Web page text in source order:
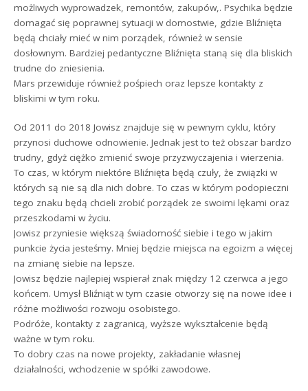
możliwych wyprowadzek, remontów, zakupów,. Psychika będzie
domagać się poprawnej sytuacji w domostwie, gdzie Bliźnięta
będą chciały mieć w nim porządek, również w sensie
dosłownym. Bardziej pedantyczne Bliźnięta staną się dla bliskich
trudne do zniesienia.
Mars przewiduje również pośpiech oraz lepsze kontakty z
bliskimi w tym roku.
Od 2011 do 2018 Jowisz znajduje się w pewnym cyklu, który
przynosi duchowe odnowienie. Jednak jest to też obszar bardzo
trudny, gdyż ciężko zmienić swoje przyzwyczajenia i wierzenia.
To czas, w którym niektóre Bliźnięta będą czuły, że związki w
których są nie są dla nich dobre. To czas w którym podopieczni
tego znaku będą chcieli zrobić porządek ze swoimi lękami oraz
przeszkodami w życiu.
Jowisz przyniesie większą świadomość siebie i tego w jakim
punkcie życia jesteśmy. Mniej będzie miejsca na egoizm a więcej
na zmianę siebie na lepsze.
Jowisz będzie najlepiej wspierał znak między 12 czerwca a jego
końcem. Umysł Bliźniąt w tym czasie otworzy się na nowe idee i
różne możliwości rozwoju osobistego.
Podróże, kontakty z zagranicą, wyższe wykształcenie będą
ważne w tym roku.
To dobry czas na nowe projekty, zakładanie własnej
działalności, wchodzenie w spółki zawodowe.